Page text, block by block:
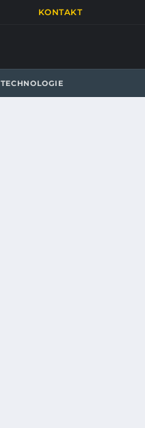
KONTAKT
TECHNOLOGIE